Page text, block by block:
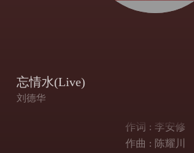
忘情水(Live)
刘德华
作词 : 李安修
作曲 : 陈耀川